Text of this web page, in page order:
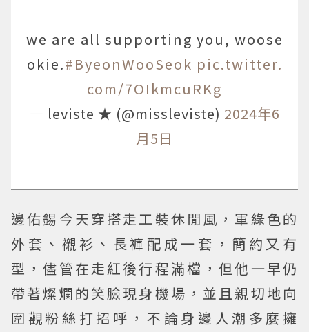
we are all supporting you, woose
okie.#ByeonWooSeok pic.twitter.
com/7OIkmcuRKg
— leviste ★ (@missleviste) 2024年6
月5日
邊佑錫今天穿搭走工裝休閒風，軍綠色的
外套、襯衫、長褲配成一套，簡約又有
型，儘管在走紅後行程滿檔，但他一早仍
帶著燦爛的笑臉現身機場，並且親切地向
圍觀粉絲打招呼，不論身邊人潮多麼擁